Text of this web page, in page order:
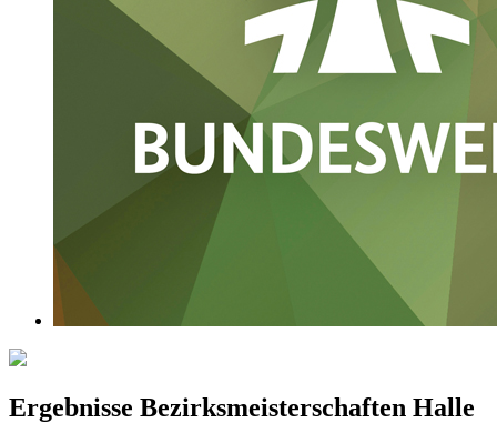
Ergebnisse Bezirksmeisterschaften Halle